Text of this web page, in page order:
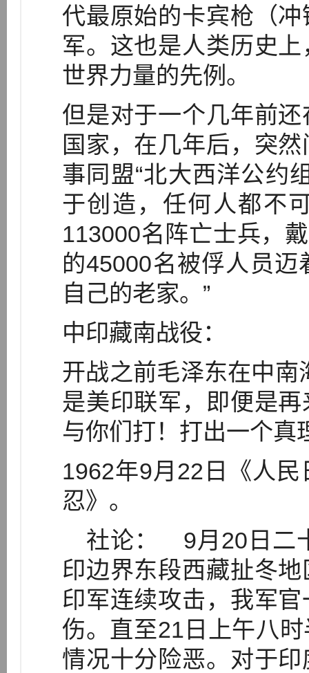
代最原始的卡宾枪（
军。这也是人类历史
世界力量的先例。
但是对于一个几年前
国家，在几年后，突
事同盟“北大西洋公约
于创造，任何人都不
113000名阵亡士兵，
的45000名被俘人员
自己的老家。”
中印藏南战役：
开战之前毛泽东在中南
是美印联军，即便是
与你们打！打出一个真
1962年9月22日《人
忍》。
社论： 9月20日二
印边界东段西藏扯冬
印军连续攻击，我军
伤。直至21日上午八
情况十分险恶。对于